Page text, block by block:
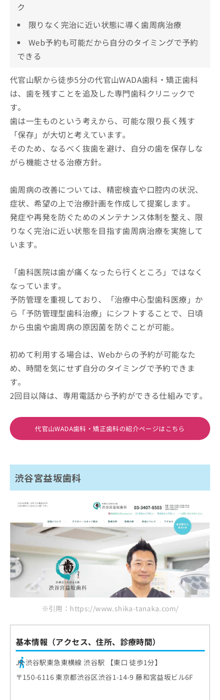
ク
限りなく完治に近い状態に導く歯周病治療
Web予約も可能だから自分のタイミングで予約
できる
代官山駅から徒歩5分の代官山WADA歯科・矯正歯科
は、歯を残すことを追及した専門歯科クリニックで
す。
歯は一生ものという考えから、可能な限り長く残す
「保存」が大切と考えています。
そのため、なるべく抜歯を避け、自分の歯を保存しな
がら機能させる治療方針。
歯周病の改善については、精密検査や口腔内の状況、
症状、希望の上で治療計画を作成して提案します。
発症や再発を防ぐためのメンテナンス体制を整え、限
りなく完治に近い状態を目指す歯周病治療を実施して
います。
「歯科医院は歯が痛くなったら行くところ」ではなく
なっています。
予防管理を重視しており、「治療中心型歯科医療」か
ら「予防管理型歯科治療」にシフトすることで、日頃
から虫歯や歯周病の原因菌を防ぐことが可能。
初めて利用する場合は、Webからの予約が可能なた
め、時間を気にせず自分のタイミングで予約できま
す。
2回目以降は、専用電話から予約ができる仕組みです。
代官山WADA歯科・矯正歯科の紹介ページはこちら
渋谷宮益坂歯科
※引用：https://www.shika-tanaka.com/
基本情報（アクセス、住所、診療時間）
JR 渋谷駅東急東横線 渋谷駅 【東口 徒歩1分】
〒150-6116 東京都渋谷区渋谷1-14-9 藤和宮益坂ビル6F